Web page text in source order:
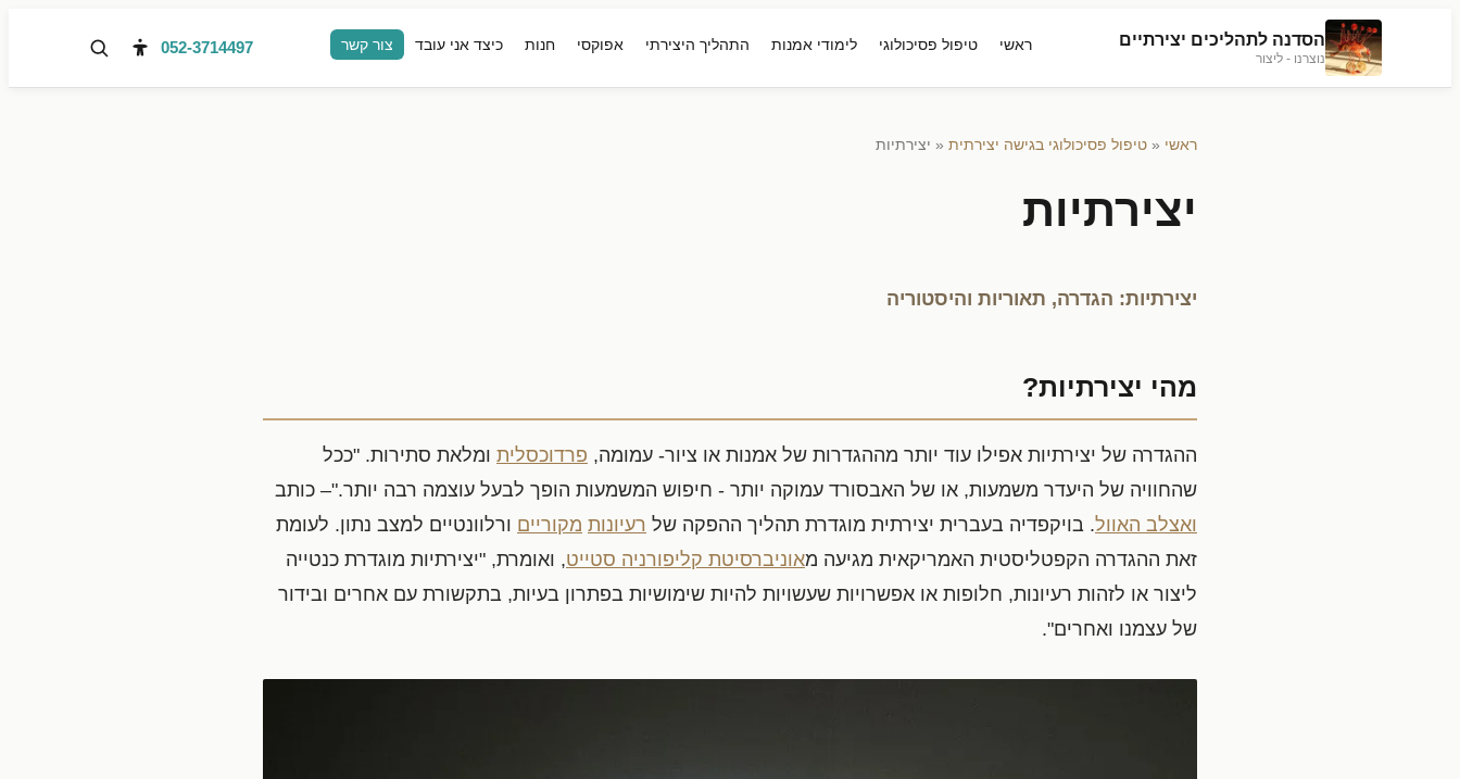
הסדנה לתהליכים יצירתיים
נוצרנו - ליצור
ראשי טיפול פסיכולוגי לימודי אמנות התהליך היצירתי אפוקסי חנות כיצד אני עובד צור קשר 052-3714497
ראשי « טיפול פסיכולוגי בגישה יצירתית « יצירתיות
יצירתיות
יצירתיות: הגדרה, תאוריות והיסטוריה
מהי יצירתיות?
ההגדרה של יצירתיות אפילו עוד יותר מההגדרות של אמנות או ציור- עמומה, פרדוכסלית ומלאת סתירות. "ככל
שהחוויה של היעדר משמעות, או של האבסורד עמוקה יותר - חיפוש המשמעות הופך לבעל עוצמה רבה יותר."– כותב
ואצלב האוול. בויקפדיה בעברית יצירתית מוגדרת תהליך ההפקה של רעיונות מקוריים ורלוונטיים למצב נתון. לעומת
זאת ההגדרה הקפטליסטית האמריקאית מגיעה מאוניברסיטת קליפורניה סטייט, ואומרת, "יצירתיות מוגדרת כנטייה
ליצור או לזהות רעיונות, חלופות או אפשרויות שעשויות להיות שימושיות בפתרון בעיות, בתקשורת עם אחרים ובידור
של עצמנו ואחרים".